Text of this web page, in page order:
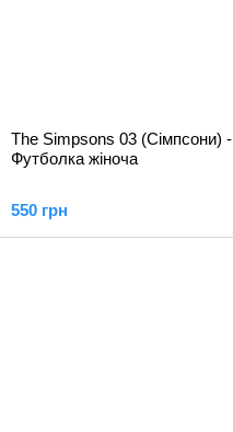
The Simpsons 03 (Сімпсони) -
Футболка жіноча
550 грн